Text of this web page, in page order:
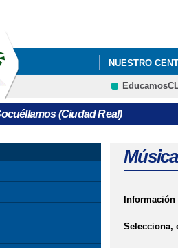
NUESTRO
ELECCIONES
(Ciudad Real)
aquí
Música
Selecciona,